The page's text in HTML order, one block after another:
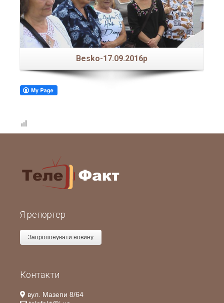
Besko-17.09.2016р
Я репортер
Запропонувати новину
Контакти
вул. Мазепи 8/64